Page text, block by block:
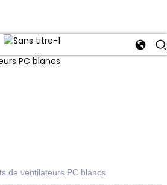
de ventilateurs PC blancs